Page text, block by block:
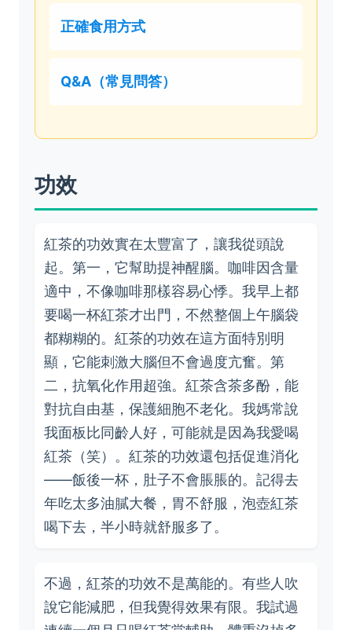
正確食用方式
Q&A（常見問答）
功效
紅茶的功效實在太豐富了，讓我從頭說
起。第一，它幫助提神醒腦。咖啡因含量
適中，不像咖啡那樣容易心悸。我早上都
要喝一杯紅茶才出門，不然整個上午腦袋
都糊糊的。紅茶的功效在這方面特別明
顯，它能刺激大腦但不會過度亢奮。第
二，抗氧化作用超強。紅茶含茶多酚，能
對抗自由基，保護細胞不老化。我媽常說
我面板比同齡人好，可能就是因為我愛喝
紅茶（笑）。紅茶的功效還包括促進消化
——飯後一杯，肚子不會脹脹的。記得去
年吃太多油膩大餐，胃不舒服，泡壺紅茶
喝下去，半小時就舒服多了。
不過，紅茶的功效不是萬能的。有些人吹
說它能減肥，但我覺得效果有限。我試過